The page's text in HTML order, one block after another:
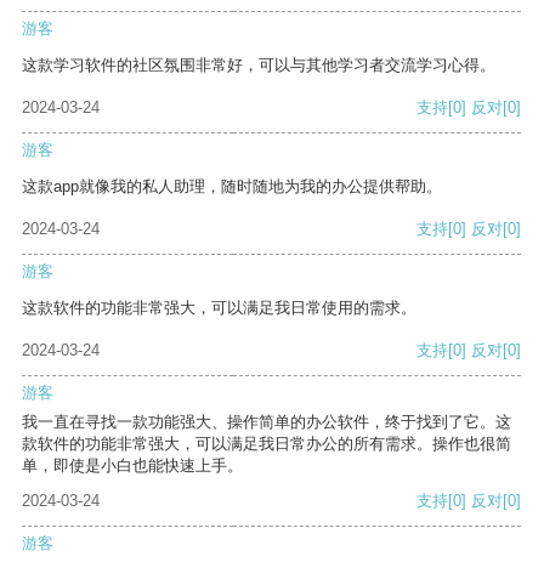
游客
这款学习软件的社区氛围非常好，可以与其他学习者交流学习心得。
2024-03-24 支持[0] 反对[0]
游客
这款app就像我的私人助理，随时随地为我的办公提供帮助。
2024-03-24 支持[0] 反对[0]
游客
这款软件的功能非常强大，可以满足我日常使用的需求。
2024-03-24 支持[0] 反对[0]
游客
我一直在寻找一款功能强大、操作简单的办公软件，终于找到了它。这
款软件的功能非常强大，可以满足我日常办公的所有需求。操作也很简
单，即使是小白也能快速上手。
2024-03-24
支持[0] 反对[0]
游客